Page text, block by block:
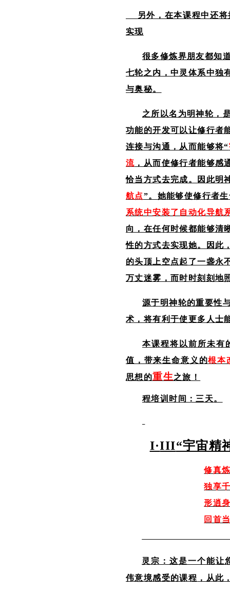
另外，在本课程中还
实现
很多修炼界朋友都知
七轮之内，中灵体系中独
与奥秘。
之所以名为明神轮，
功能的开发可以让修行者
连接与沟通，从而能够将“
流 ，从而使修行者能够感
恰当方式去完成。
因此明
航点”。 她能够使修行者
系统中安装了自动化导航
向，在任何时候都能够清
性的方式去实现她。因此
的头顶上空点起了一盏永
万丈迷雾， 而 时时刻刻地
源于明神轮的重要性
术，将有利于使更多人士
本课程将以前所未有
值，带来生命意义的根本
思想的重生之旅！
程培训时间：三天。
I·III“宇宙精
修真
独享
形逍
回首
灵宗：这是一个能让
伟意境感受的课程 ，从此